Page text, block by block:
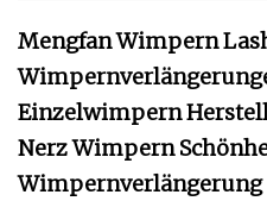
Mengfan Wimpern
Einzelwimpern
Nerz Wimpern
Wimpernverlängerung